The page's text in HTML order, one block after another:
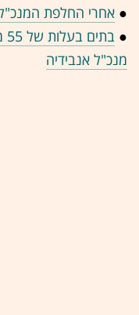
● אחרי החלפת
●
מנכ"ל אנבידיה